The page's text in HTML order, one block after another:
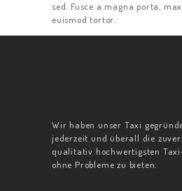
sed. Fusce a magna porta,
euismod tortor.
Wir haben unser Taxi
jederzeit und überall die
qualitativ hochwertigsten
ohne Probleme zu bieten.